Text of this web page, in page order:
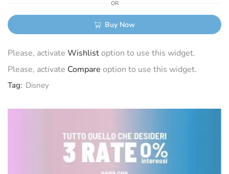
OR
Buy Now
Please, activate Wishlistoption to use this widget.
Please, activate Compare option to use this widget.
Tag: Disney